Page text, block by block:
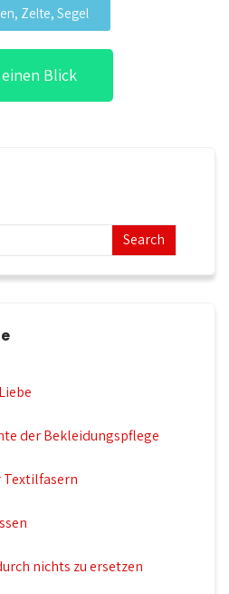
Zelte, Segel
Blick
der Bekleidungspflege
Textilfasern
nichts zu ersetzen